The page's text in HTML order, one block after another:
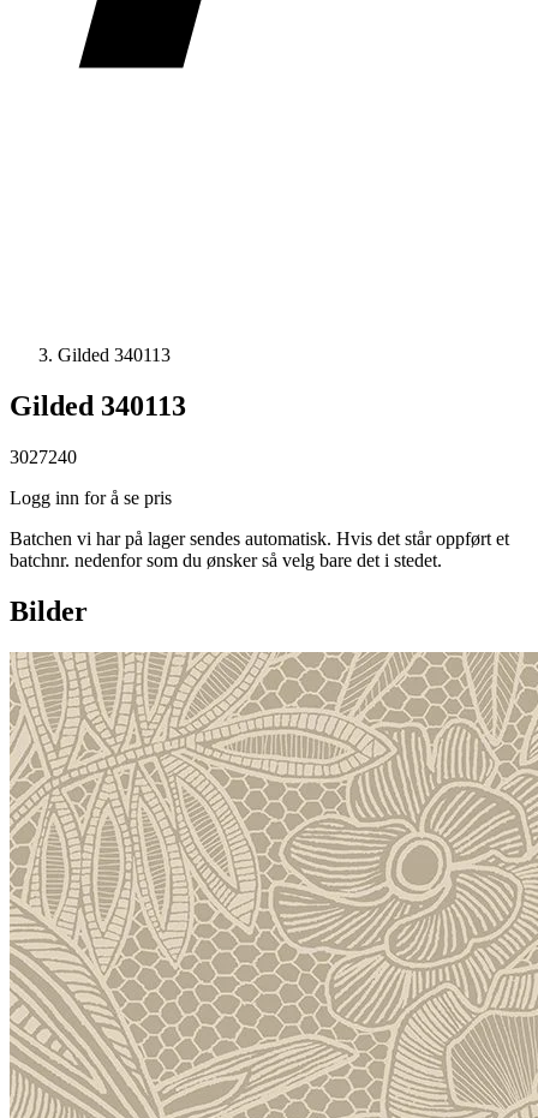
Gilded 340113
Gilded 340113
3027240
Logg inn for å se pris
Batchen vi har på lager sendes automatisk. Hvis det står oppført et
batchnr. nedenfor som du ønsker så velg bare det i stedet.
Bilder